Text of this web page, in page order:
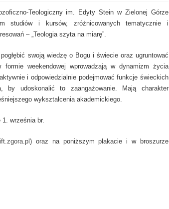
Teologiczny im. Edyty Stein w Zielonej Górze
studiów i kursów, zróżnicowanych tematycznie i
– „Teologia szyta na miarę”.
swoją wiedzę o Bogu i świecie oraz ugruntować
weekendowej wprowadzają w dynamizm życia
i odpowiedzialnie podejmować funkcje świeckich
by udoskonalić to zaangażowanie. Mają charakter
wykształcenia akademickiego.
września br.
ift.zgora.pl) oraz na poniższym plakacie i w broszurze